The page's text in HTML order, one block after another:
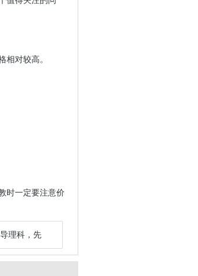
相对较高。
时一定要注意价
理科，先